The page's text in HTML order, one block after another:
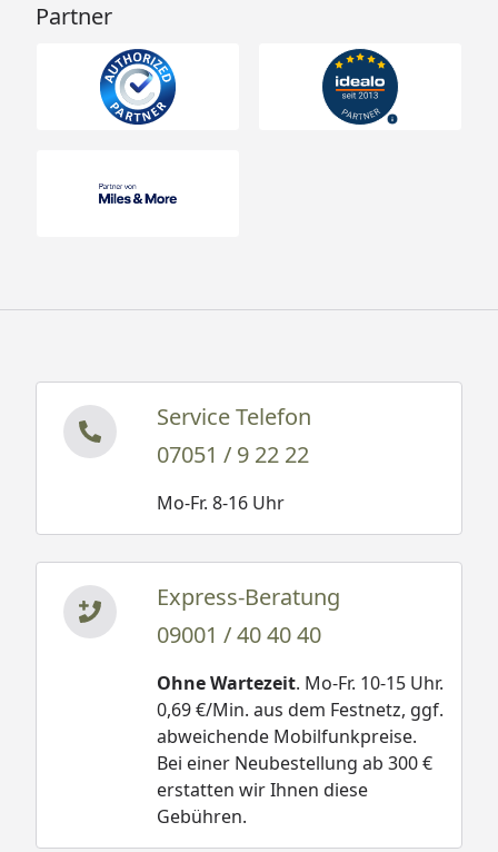
Partner
Service Telefon
07051 / 9 22 22
Mo-Fr. 8-16 Uhr
Express-Beratung
09001 / 40 40 40
Ohne Wartezeit. Mo-Fr. 10-15 Uhr.
0,69 €/Min. aus dem Festnetz, ggf.
abweichende Mobilfunkpreise.
Bei einer Neubestellung ab 300 €
erstatten wir Ihnen diese
Gebühren.